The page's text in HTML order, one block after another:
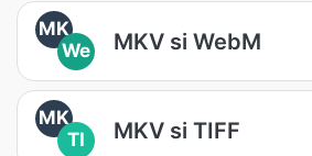
MK
We
MKV si WebM
MK
TI
MKV si TIFF